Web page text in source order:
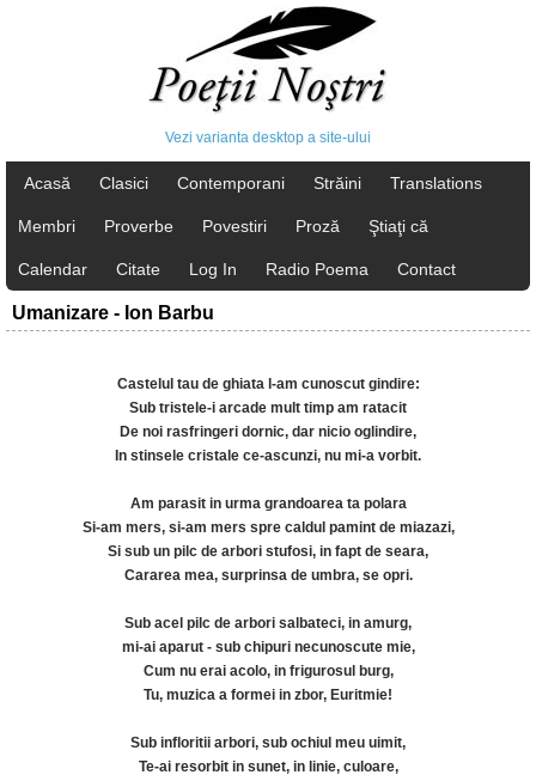
Vezi varianta desktop a site-ului
Acasă Clasici Contemporani Străini Translations
Membri Proverbe Povestiri Proză Ştiaţi că
Calendar Citate Log In Radio Poema Contact
Umanizare - Ion Barbu
Castelul tau de ghiata l-am cunoscut gindire:
Sub tristele-i arcade mult timp am ratacit
De noi rasfringeri dornic, dar nicio oglindire,
In stinsele cristale ce-ascunzi, nu mi-a vorbit.
Am parasit in urma grandoarea ta polara
Si-am mers, si-am mers spre caldul pamint de miazazi,
Si sub un pilc de arbori stufosi, in fapt de seara,
Cararea mea, surprinsa de umbra, se opri.
Sub acel pilc de arbori salbateci, in amurg,
mi-ai aparut - sub chipuri necunoscute mie,
Cum nu erai acolo, in frigurosul burg,
Tu, muzica a formei in zbor, Euritmie!
Sub infloritii arbori, sub ochiul meu uimit,
Te-ai resorbit in sunet, in linie, culoare,